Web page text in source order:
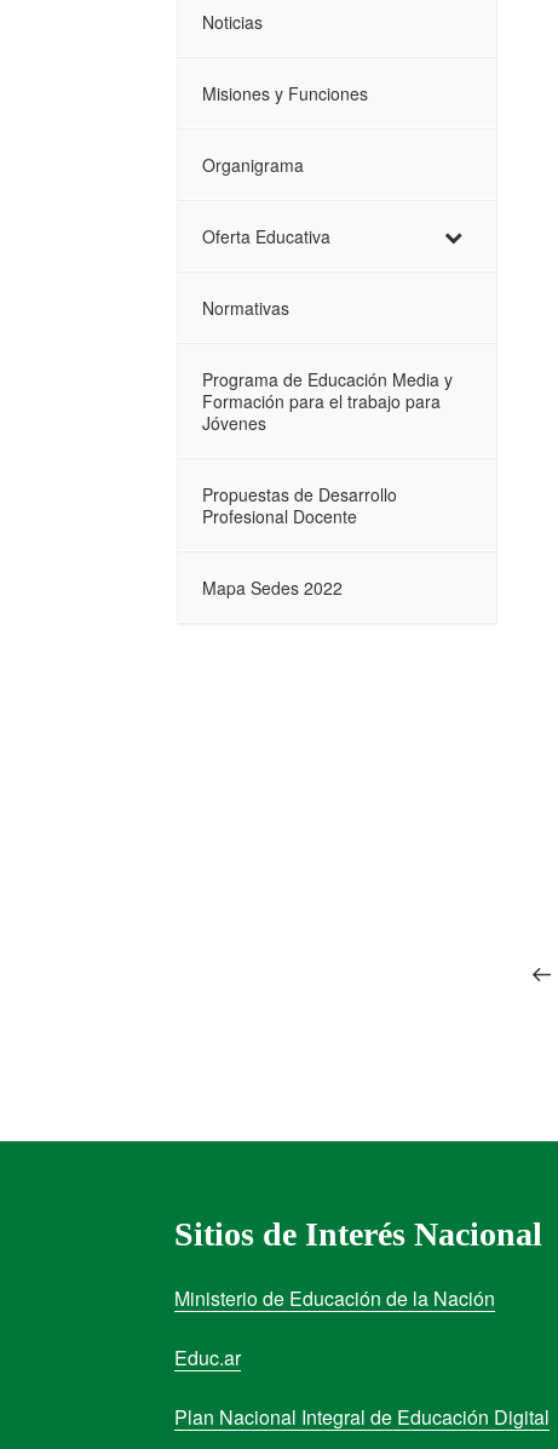
Noticias
Misiones y Funciones
Organigrama
Oferta Educativa
Normativas
Programa de Educación Media y
Formación para el trabajo para
Jóvenes
Propuestas de Desarrollo
Profesional Docente
Mapa Sedes 2022
Sitios de Interés Nacional
Ministerio de Educación de la Nación
Educ.ar
Plan Nacional Integral de Educación Digital